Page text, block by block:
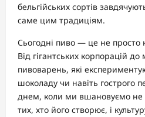
бельгійських сортів
саме цим традиціям.
Сьогодні пиво — це не просто
Від гігантських корпорацій
пивоварень, які
шоколаду чи навіть гострого
днем, коли ми вшановуємо не
тих, хто його створює, і